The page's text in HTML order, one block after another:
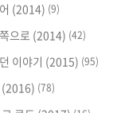
(2014) (9)
으로 (2014) (42)
이야기 (2015) (95)
(2016) (78)